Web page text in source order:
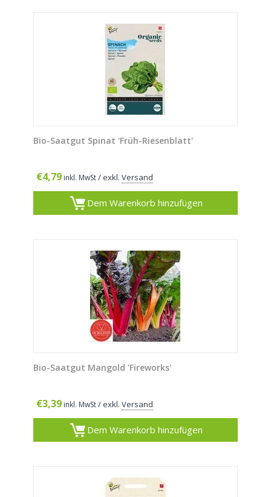
Bio-Saatgut Spinat 'Früh-Riesenblatt'
€4,79 inkl. MwSt/ exkl. Versand
Dem Warenkorb hinzufügen
Bio-Saatgut Mangold 'Fireworks'
€3,39 inkl. MwSt/ exkl. Versand
Dem Warenkorb hinzufügen